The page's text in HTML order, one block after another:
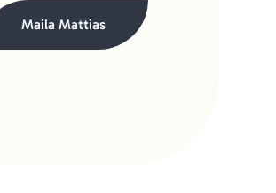
Maila Mattias